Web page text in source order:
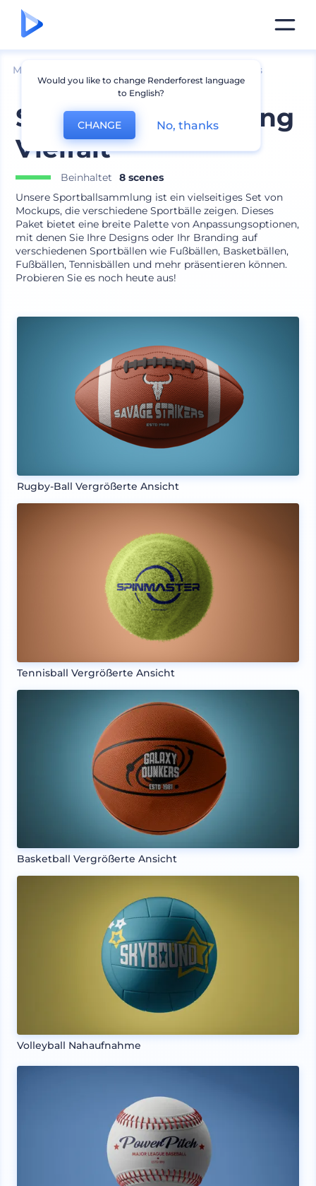
Mockups Andere Produkt-Mockups
Sportball-Sammlung
Vielfalt
Beinhaltet
8 scenes
Unsere Sportballsammlung ist ein vielseitiges Set von
Mockups, die verschiedene Sportbälle zeigen. Dieses
Paket bietet eine breite Palette von Anpassungsoptionen,
mit denen Sie Ihre Designs oder Ihr Branding auf
verschiedenen Sportbällen wie Fußbällen, Basketbällen,
Fußbällen, Tennisbällen und mehr präsentieren können.
Probieren Sie es noch heute aus!
Rugby-Ball Vergrößerte Ansicht
Tennisball Vergrößerte Ansicht
Basketball Vergrößerte Ansicht
Volleyball Nahaufnahme
Would you like to change Renderforest language
to English?
CHANGE No, thanks